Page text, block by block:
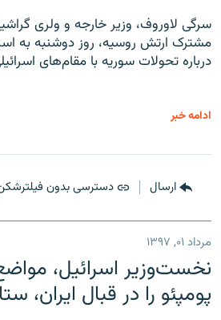
سرگی لاوروف، وزیر خارجه و ولری
مشترک ارتش روسیه، روز دوشنبه به
درباره تحولات سوریه با مقام‌های
ادامه خبر
ارسال دسترسی بدون
مرداد ۰۱, ۱۳۹۷
نخست‌وزیر اسرائیل،
پومپئو را در قبال ایران،